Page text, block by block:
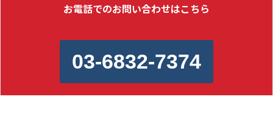
お電話でのお問い合わせはこちら
03-6832-7374